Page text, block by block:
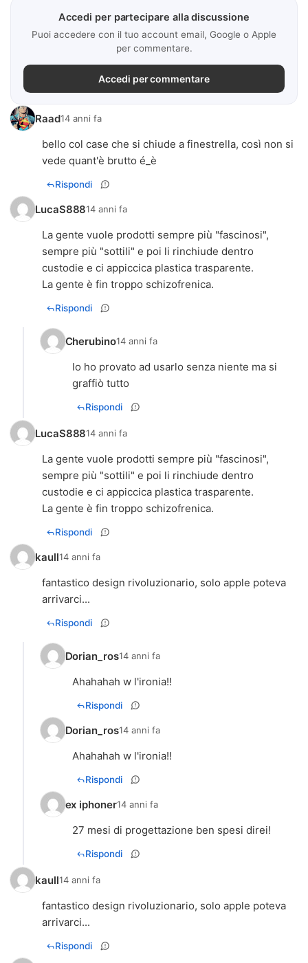
Accedi per partecipare alla discussione
Puoi accedere con il tuo account email, Google o Apple
per commentare.
Accedi per commentare
Raad14 anni fa
bello col case che si chiude a finestrella, così non si
vede quant'è brutto é_è
Rispondi
LucaS88814 anni fa
La gente vuole prodotti sempre più "fascinosi",
sempre più "sottili" e poi li rinchiude dentro
custodie e ci appiccica plastica trasparente.
La gente è fin troppo schizofrenica.
Rispondi
Cherubino14 anni fa
Io ho provato ad usarlo senza niente ma si
graffiò tutto
Rispondi
LucaS88814 anni fa
La gente vuole prodotti sempre più "fascinosi",
sempre più "sottili" e poi li rinchiude dentro
custodie e ci appiccica plastica trasparente.
La gente è fin troppo schizofrenica.
Rispondi
kaull14 anni fa
fantastico design rivoluzionario, solo apple poteva
arrivarci...
Rispondi
Dorian_ros14 anni fa
Ahahahah w l'ironia!!
Rispondi
Dorian_ros14 anni fa
Ahahahah w l'ironia!!
Rispondi
ex iphoner14 anni fa
27 mesi di progettazione ben spesi direi!
Rispondi
kaull14 anni fa
fantastico design rivoluzionario, solo apple poteva
arrivarci...
Rispondi